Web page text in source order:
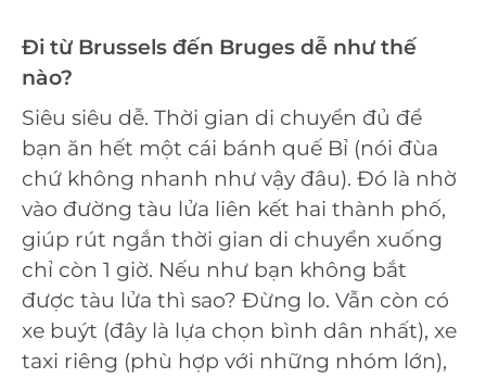
Đi từ Brussels đến Bruges dễ như thế
nào?
Siêu siêu dễ. Thời gian di chuyển đủ để
bạn ăn hết một cái bánh quế Bỉ (nói đùa
chứ không nhanh như vậy đâu). Đó là nhờ
vào đường tàu lửa liên kết hai thành phố,
giúp rút ngắn thời gian di chuyển xuống
chỉ còn 1 giờ. Nếu như bạn không bắt
được tàu lửa thì sao? Đừng lo. Vẫn còn có
xe buýt (đây là lựa chọn bình dân nhất), xe
taxi riêng (phù hợp với những nhóm lớn),